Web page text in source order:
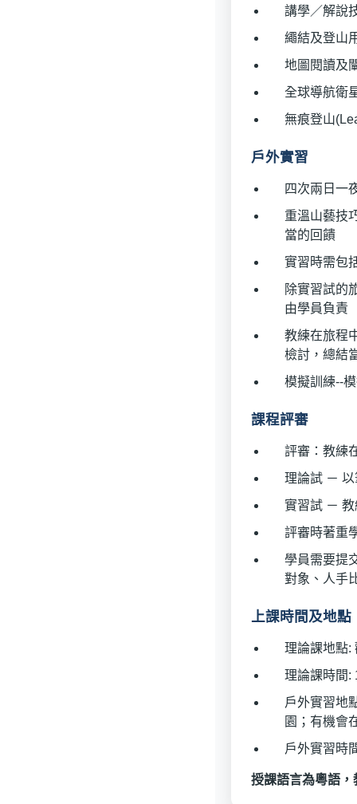
講學／解說
繩結及登山
地圖閱讀及
全球導航衛
無痕登山
戶外實習
四次兩日一
重溫山藝技
當的回饋
實習時需包
除實習試的
由學員負責
教練在旅程
檢討，總結
模擬訓練--
課程評審
評審：教練
理論試 －
實習試 －
評審時著重
學員需要提
對象、人手
上課時間及地點
理論課地點:
理論課時間:
戶外實習地
園；有機會
戶外實習時
授課語言為粵語